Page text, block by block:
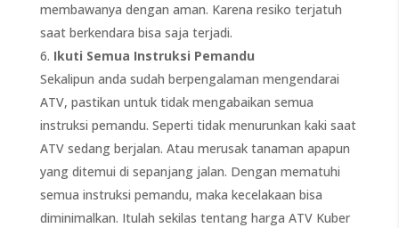
membawanya dengan aman. Karena resiko terjatuh
saat berkendara bisa saja terjadi.
Ikuti Semua Instruksi Pemandu
Sekalipun anda sudah berpengalaman mengendarai
ATV, pastikan untuk tidak mengabaikan semua
instruksi pemandu. Seperti tidak menurunkan kaki saat
ATV sedang berjalan. Atau merusak tanaman apapun
yang ditemui di sepanjang jalan. Dengan mematuhi
semua instruksi pemandu, maka kecelakaan bisa
diminimalkan. Itulah sekilas tentang harga ATV Kuber